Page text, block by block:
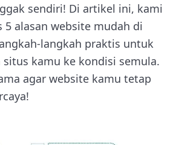
sendiri! Di artikel ini, kami
5 alasan website mudah di
langkah praktis untuk
kamu ke kondisi semula.
agar website kamu tetap